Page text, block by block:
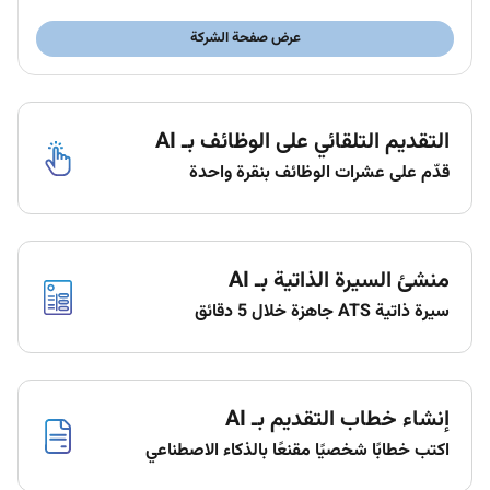
Excellent food & beverage knowledge
Experienced in Pire & Life safety systems.
Opportunity to join the first Raffles in Bahrain
Employee benefit card offering discounted rates
in Accor worldwide
Learning programs through our Academies
Opportunity to develop your talent and grow
within your property and across the world!
Ability to make a difference through our
Corporate Social Responsibility activities.
عرض صفحة الشركة
التقديم التلقائي على الوظائف بـ AI
قدّم على عشرات الوظائف بنقرة واحدة
منشئ السيرة الذاتية بـ AI
سيرة ذاتية ATS جاهزة خلال 5 دقائق
إنشاء خطاب التقديم بـ AI
اكتب خطابًا شخصيًا مقنعًا بالذكاء الاصطناعي